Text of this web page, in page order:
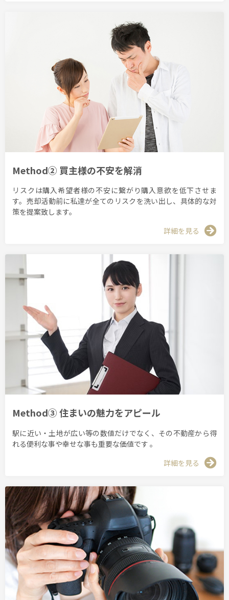
Method② 買主様の不安を解消
リスクは購入希望者様の不安に繋がり購入意欲を低下させま
す。売却活動前に私達が全てのリスクを洗い出し、具体的な対
策を提案致します。
詳細を見る
Method③ 住まいの魅力をアピール
駅に近い・土地が広い等の数値だけでなく、その不動産から得
れる便利な事や幸せな事も重要な価値です 。
詳細を見る